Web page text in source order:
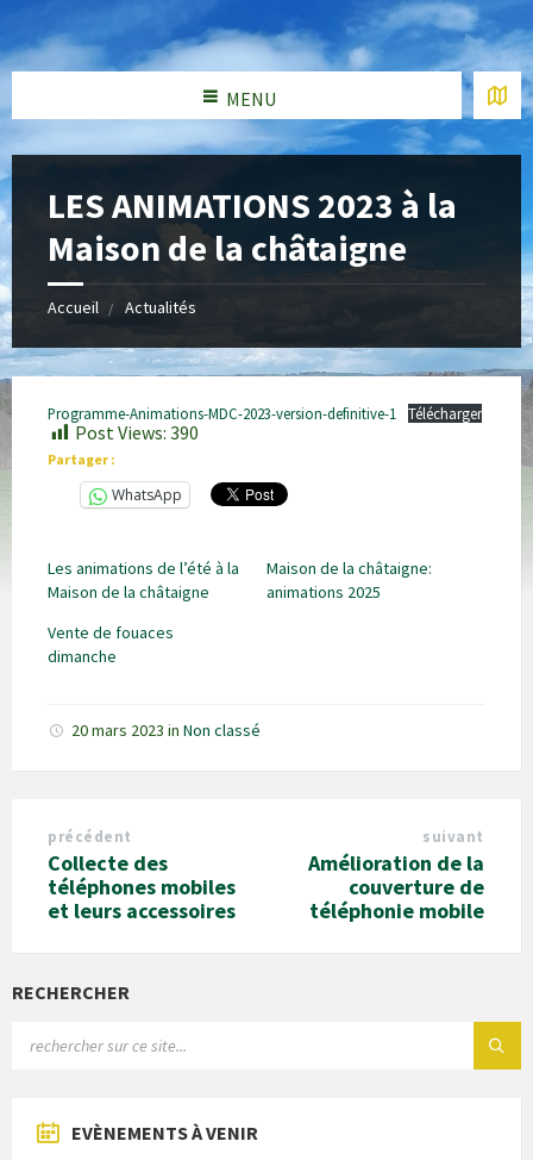
MENU
LES ANIMATIONS 2023 à la
Maison de la châtaigne
Accueil Actualités
Programme-Animations-MDC-2023-version-definitive-1 Télécharger
Post Views: 390
Partager :
WhatsApp
Les animations de l’été à la
Maison de la châtaigne
Maison de la châtaigne:
animations 2025
Vente de fouaces
dimanche
20 mars 2023 in Non classé
précédent
Collecte des
téléphones mobiles
et leurs accessoires
suivant
Amélioration de la
couverture de
téléphonie mobile
RECHERCHER
EVÈNEMENTS À VENIR